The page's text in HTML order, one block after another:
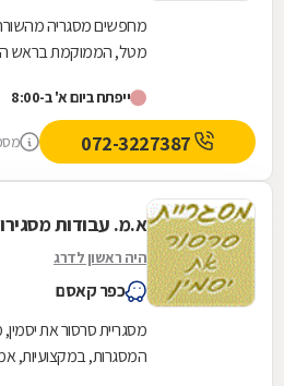
מחפשים מסגריה
מטל, הממוקמת בראש
פרזול לתחום...
ייפתח ביום א' ב-8:00
א.מ. עבודות
היה ראשון לדרג
כפר קאסם
מסגריית סרסור את
המסגרות, במקצועיות,